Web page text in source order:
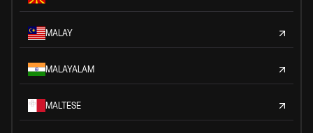
MALAY
MALAYALAM
MALTESE